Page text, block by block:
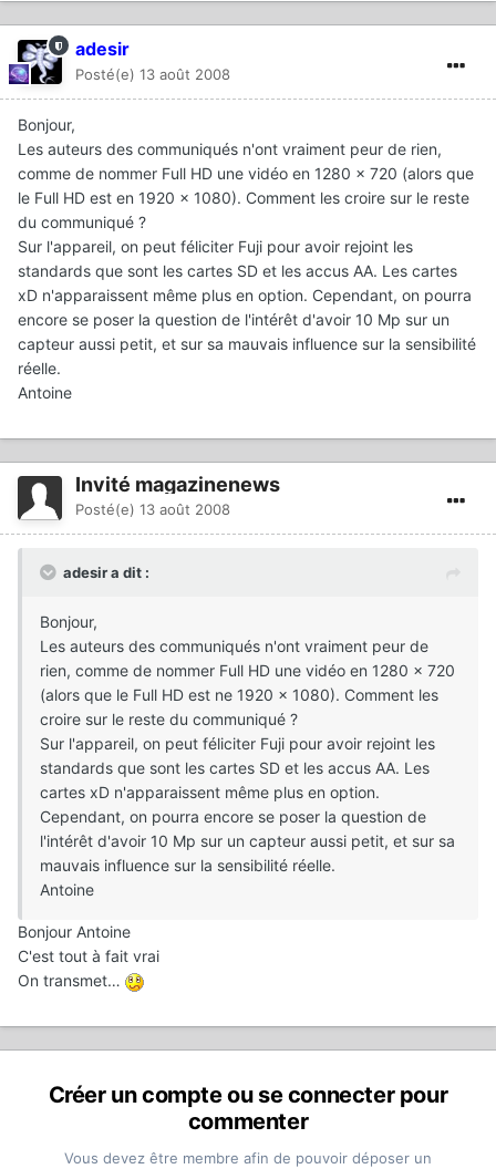
adesir
Posté(e) 13 août 2008
Bonjour,
Les auteurs des communiqués n'ont vraiment peur de rien,
comme de nommer Full HD une vidéo en 1280 x 720 (alors que
le Full HD est en 1920 x 1080). Comment les croire sur le reste
du communiqué ?
Sur l'appareil, on peut féliciter Fuji pour avoir rejoint les
standards que sont les cartes SD et les accus AA. Les cartes
xD n'apparaissent même plus en option. Cependant, on pourra
encore se poser la question de l'intérêt d'avoir 10 Mp sur un
capteur aussi petit, et sur sa mauvais influence sur la sensibilité
réelle.
Antoine
Invité magazinenews
Posté(e) 13 août 2008
adesir a dit :
Bonjour,
Les auteurs des communiqués n'ont vraiment peur de
rien, comme de nommer Full HD une vidéo en 1280 x 720
(alors que le Full HD est ne 1920 x 1080). Comment les
croire sur le reste du communiqué ?
Sur l'appareil, on peut féliciter Fuji pour avoir rejoint les
standards que sont les cartes SD et les accus AA. Les
cartes xD n'apparaissent même plus en option.
Cependant, on pourra encore se poser la question de
l'intérêt d'avoir 10 Mp sur un capteur aussi petit, et sur sa
mauvais influence sur la sensibilité réelle.
Antoine
Bonjour Antoine
C'est tout à fait vrai
On transmet…
Créer un compte ou se connecter pour
commenter
Vous devez être membre afin de pouvoir déposer un